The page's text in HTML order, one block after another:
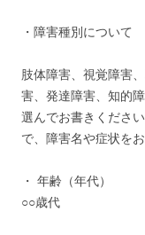
・障害種別について
肢体障害、視覚障害
害、発達障害、知的
選んでお書きくださ
で、障害名や症状を
・ 年齢（年代）
○○歳代